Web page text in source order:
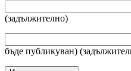
(задължително)
бъде публикуван)